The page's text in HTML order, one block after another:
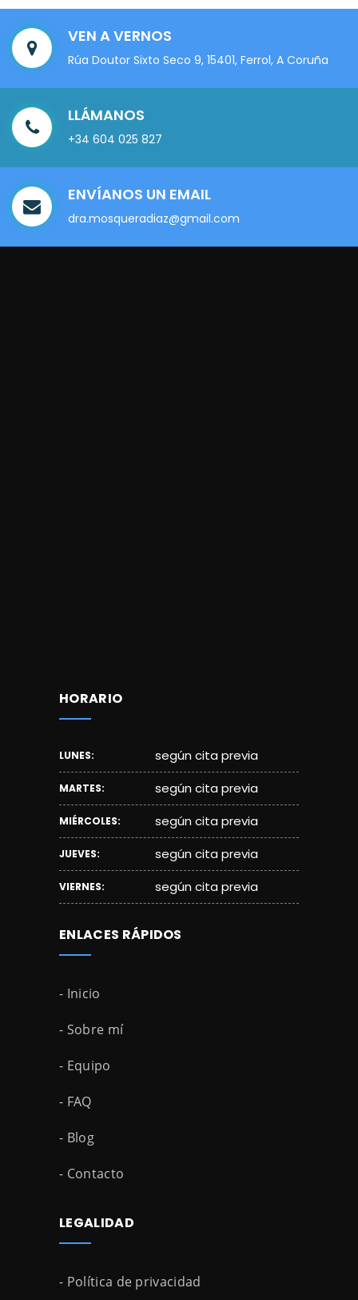
VEN A VERNOS
Rúa Doutor Sixto Seco 9, 15401, Ferrol, A Coruña
LLÁMANOS
+34 604 025 827
ENVÍANOS UN EMAIL
dra.mosqueradiaz@gmail.com
HORARIO
LUNES: según cita previa
MARTES: según cita previa
MIÉRCOLES: según cita previa
JUEVES: según cita previa
VIERNES: según cita previa
ENLACES RÁPIDOS
- Inicio
- Sobre mí
- Equipo
- FAQ
- Blog
- Contacto
LEGALIDAD
- Política de privacidad